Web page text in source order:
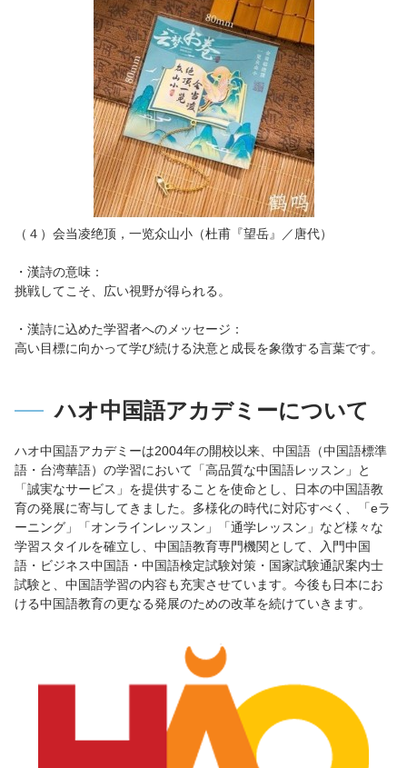
（４）会当凌绝顶，一览众山小（杜甫『望岳』／唐代）
・漢詩の意味：
挑戦してこそ、広い視野が得られる。
・漢詩に込めた学習者へのメッセージ：
高い目標に向かって学び続ける決意と成長を象徴する言葉です。
ハオ中国語アカデミーについて
ハオ中国語アカデミーは2004年の開校以来、中国語（中国語標準
語・台湾華語）の学習において「高品質な中国語レッスン」と
「誠実なサービス」を提供することを使命とし、日本の中国語教
育の発展に寄与してきました。多様化の時代に対応すべく、「eラ
ーニング」「オンラインレッスン」「通学レッスン」など様々な
学習スタイルを確立し、中国語教育専門機関として、入門中国
語・ビジネス中国語・中国語検定試験対策・国家試験通訳案内士
試験と、中国語学習の内容も充実させています。今後も日本にお
ける中国語教育の更なる発展のための改革を続けていきます。